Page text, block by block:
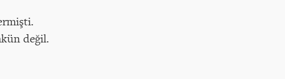
değil.